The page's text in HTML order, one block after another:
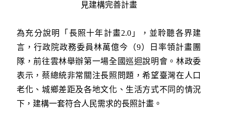
見建構完善計畫
為充分說明「長照十年計畫2.0」，並聆聽各界建
言，行政院政務委員林萬億今（9）日率領計畫團
隊，前往雲林舉辦第一場全國巡迴說明會。林政委
表示，蔡總統非常關注長照問題，希望臺灣在人口
老化、城鄉差距及各地文化、生活方式不同的情況
下，建構一套符合人民需求的長照計畫。